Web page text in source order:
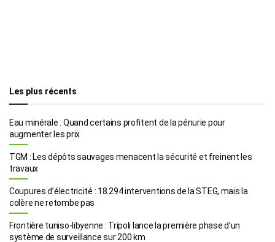
Les plus récents
Eau minérale : Quand certains profitent de la pénurie pour
augmenter les prix
TGM : Les dépôts sauvages menacent la sécurité et freinent les
travaux
Coupures d’électricité : 18.294 interventions de la STEG, mais la
colère ne retombe pas
Frontière tuniso-libyenne : Tripoli lance la première phase d’un
système de surveillance sur 200 km